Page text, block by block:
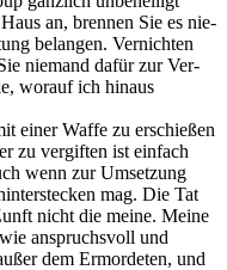
an, bren­nen Sie es nie­
belan­gen. Ver­nich­ten
nie­mand dafür zur Ver­
wor­auf ich hin­aus
einer Waf­fe zu erschie­ßen
zu ver­gif­ten ist ein­fach
wenn zur Umset­zung
mag. Die Tat
nicht die mei­ne. Mei­ne
anspruchs­voll und
dem Ermor­de­ten, und